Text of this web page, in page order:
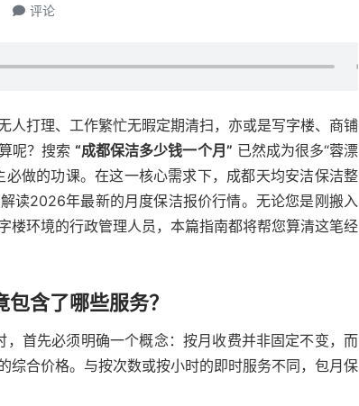
评论
人打理、工作繁忙无暇定期清扫，亦或是写字楼、商铺
呢？搜索“成都保洁多少钱一个月” 已然成为很多“蓉漂
做的功课。在这一核心需求下，成都天均安洁保洁整
读2026年最新的月度保洁报价行情。无论您是刚搬入
楼环境的行政管理人员，本篇指南都将帮您算清这笔经
含了哪些服务？
，首先必须明确一个概念：按月收费并非固定不变，而
综合价格。与按次数或按小时的即时服务不同，包月保